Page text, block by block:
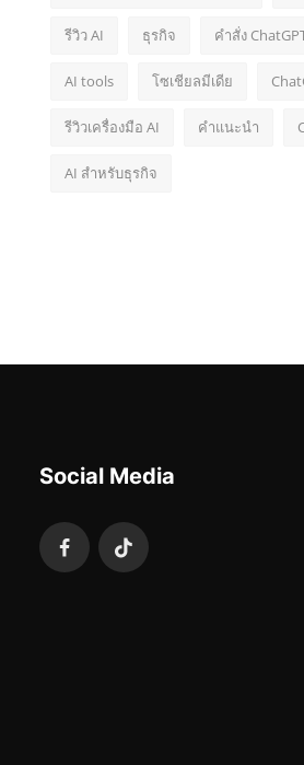
รีวิว AI ธุรกิจ คำสั่ง
AI tools โซเชียลมีเดีย
รีวิวเครื่องมือ AI คำแนะนำ
AI สำหรับธุรกิจ
Social Media